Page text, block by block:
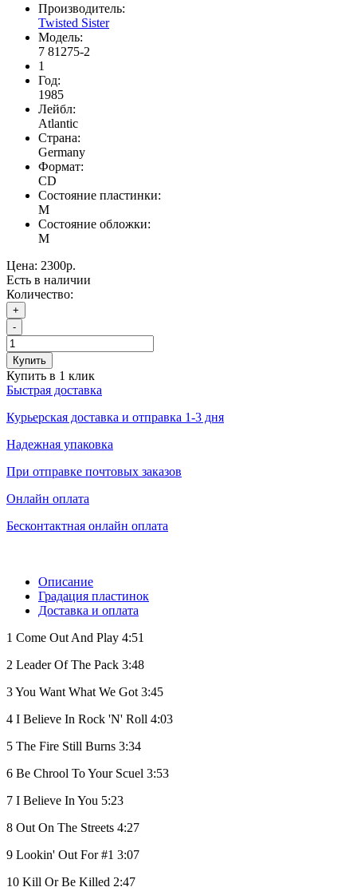
Производитель:
Twisted Sister
Модель:
7 81275-2
1
Год:
1985
Лейбл:
Atlantic
Страна:
Germany
Формат:
CD
Состояние пластинки:
M
Состояние обложки:
M
Цена: 2300р.
Есть в наличии
Количество:
+
-
Купить
Купить в 1 клик
Быстрая доставка
Курьерская доставка и отправка 1-3 дня
Надежная упаковка
При отправке почтовых заказов
Онлайн оплата
Бесконтактная онлайн оплата
Описание
Градация пластинок
Доставка и оплата
1 Come Out And Play 4:51
2 Leader Of The Pack 3:48
3You Want What We Got 3:45
4 I Believe In Rock 'N' Roll 4:03
5 The Fire Still Burns 3:34
6 Be Chrool To Your Scuel 3:53
7 I Believe In You 5:23
8 Out On The Streets 4:27
9 Lookin' Out For #1 3:07
10 Kill Or Be Killed 2:47